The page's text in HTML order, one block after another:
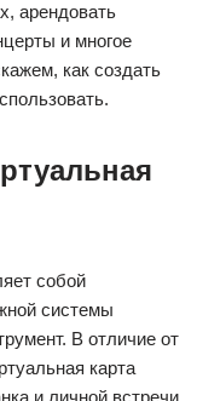
арендовать
и многое
как создать
собой
системы
В отличие от
карта
и личной встречи